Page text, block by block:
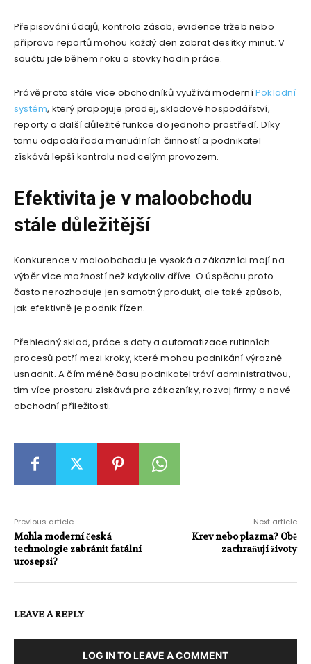
Přepisování údajů, kontrola zásob, evidence tržeb nebo
příprava reportů mohou každý den zabrat desítky minut. V
součtu jde během roku o stovky hodin práce.
Právě proto stále více obchodníků využívá moderníPokladní
systém, který propojuje prodej, skladové hospodářství,
reporty a další důležité funkce do jednoho prostředí. Díky
tomu odpadá řada manuálních činností a podnikatel
získává lepší kontrolu nad celým provozem.
Efektivita je v maloobchodu
stále důležitější
Konkurence v maloobchodu je vysoká a zákazníci mají na
výběr více možností než kdykoliv dříve. O úspěchu proto
často nerozhoduje jen samotný produkt, ale také způsob,
jak efektivně je podnik řízen.
Přehledný sklad, práce s daty a automatizace rutinních
procesů patří mezi kroky, které mohou podnikání výrazně
usnadnit. A čím méně času podnikatel tráví administrativou,
tím více prostoru získává pro zákazníky, rozvoj firmy a nové
obchodní příležitosti.
Previous article
Mohla moderní česká
technologie zabránit fatální
urosepsi?
Next article
Krev nebo plazma? Obě
zachraňují životy
LEAVE A REPLY
LOG IN TO LEAVE A COMMENT